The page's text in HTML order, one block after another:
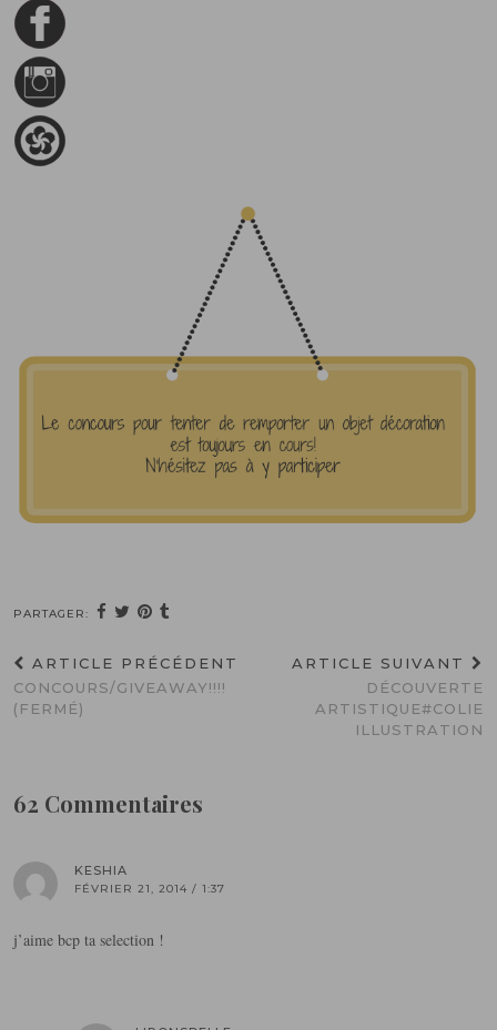
PARTAGER:
ARTICLE PRÉCÉDENT
CONCOURS/GIVEAWAY!!!!
(FERMÉ)
ARTICLE SUIVANT
DÉCOUVERTE
ARTISTIQUE#COLIE
ILLUSTRATION
62 Commentaires
KESHIA
FÉVRIER 21, 2014 / 1:37
j’aime bcp ta selection !